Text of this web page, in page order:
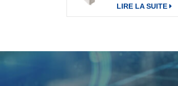
électrique de
communication
LIRE LA SUITE